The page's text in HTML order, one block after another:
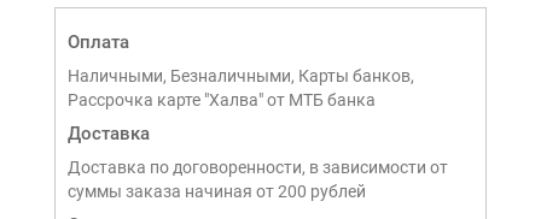
Оплата
Наличными, Безналичными, Карты банков,
Рассрочка карте "Халва" от МТБ банка
Доставка
Доставка по договоренности, в зависимости от
суммы заказа начиная от 200 рублей